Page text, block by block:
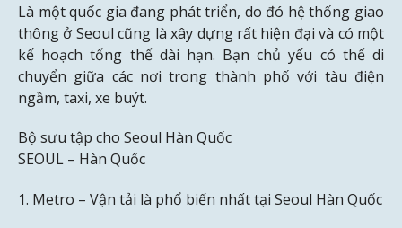
Là một quốc gia đang phát triển, do đó hệ thống giao
thông ở Seoul cũng là xây dựng rất hiện đại và có một
kế hoạch tổng thể dài hạn. Bạn chủ yếu có thể di
chuyển giữa các nơi trong thành phố với tàu điện
ngầm, taxi, xe buýt.
Bộ sưu tập cho Seoul Hàn Quốc
SEOUL – Hàn Quốc
1. Metro – Vận tải là phổ biến nhất tại Seoul Hàn Quốc